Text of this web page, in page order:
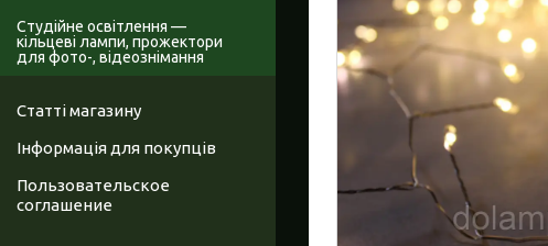
Студійне освітлення —
кільцеві лампи, прожектори
для фото-, відеознімання
Статті магазину
Інформація для покупців
Пользовательское
соглашение